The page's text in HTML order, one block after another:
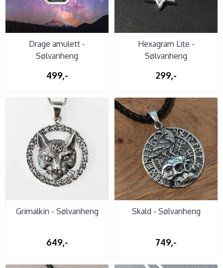
Drage amulett -
Sølvanheng
499,-
Hexagram Lite -
Sølvanheng
299,-
Grimalkin - Sølvanheng
649,-
Skald - Sølvanheng
749,-